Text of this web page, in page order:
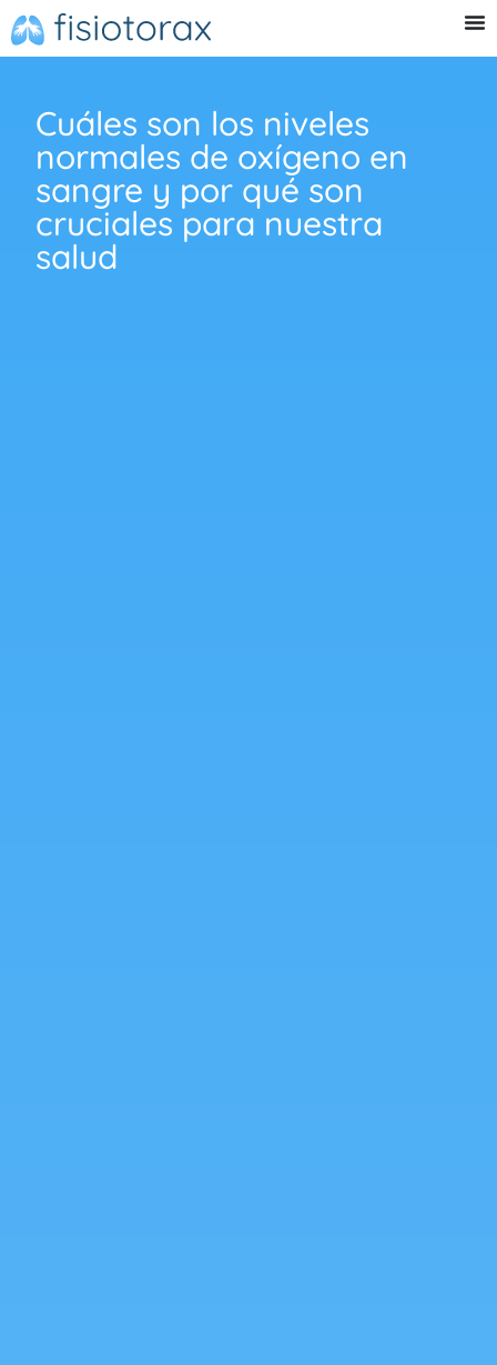
Cuáles son los niveles
normales de oxígeno en
sangre y por qué son
cruciales para nuestra
salud